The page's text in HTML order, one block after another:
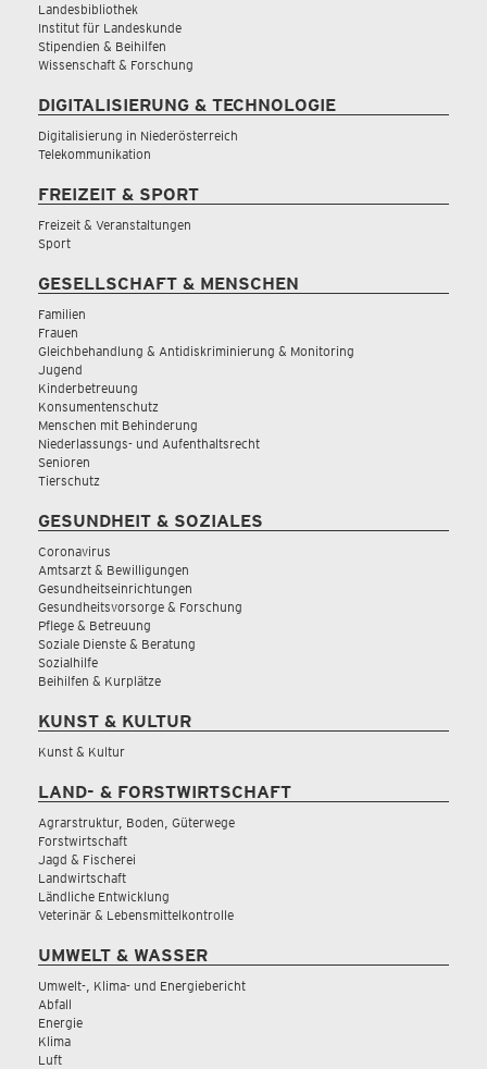
Landesbibliothek
Institut für Landeskunde
Stipendien & Beihilfen
Wissenschaft & Forschung
DIGITALISIERUNG & TECHNOLOGIE
Digitalisierung in Niederösterreich
Telekommunikation
FREIZEIT & SPORT
Freizeit & Veranstaltungen
Sport
GESELLSCHAFT & MENSCHEN
Familien
Frauen
Gleichbehandlung & Antidiskriminierung & Monitoring
Jugend
Kinderbetreuung
Konsumentenschutz
Menschen mit Behinderung
Niederlassungs- und Aufenthaltsrecht
Senioren
Tierschutz
GESUNDHEIT & SOZIALES
Coronavirus
Amtsarzt & Bewilligungen
Gesundheitseinrichtungen
Gesundheitsvorsorge & Forschung
Pflege & Betreuung
Soziale Dienste & Beratung
Sozialhilfe
Beihilfen & Kurplätze
KUNST & KULTUR
Kunst & Kultur
LAND- & FORSTWIRTSCHAFT
Agrarstruktur, Boden, Güterwege
Forstwirtschaft
Jagd & Fischerei
Landwirtschaft
Ländliche Entwicklung
Veterinär & Lebensmittelkontrolle
UMWELT & WASSER
Umwelt-, Klima- und Energiebericht
Abfall
Energie
Klima
Luft